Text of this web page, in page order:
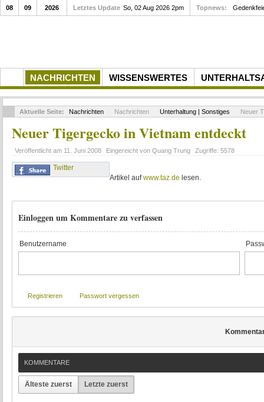
NACHRICHTEN WISSENSWERTES
08 09 2026 Letztes Update So, 02 Aug 2026 2pm Topnews:
Aktuelle Seite: Nachrichten Nachrichten Unterhaltung | Sonstiges Neuer
Neuer Tigergecko in Vietnam entdeckt
Veröffentlicht am 11. Juni 2008 Eingereicht von Quang Trung Zugriffe: 5578
Twitter
Artikel aufwww.taz.de lesen.
Einloggen um Kommentare zu verfassen
Benutzername
Registrieren Passwort vergessen
KOMMENTARE
Älteste zuerst Letzte zuerst